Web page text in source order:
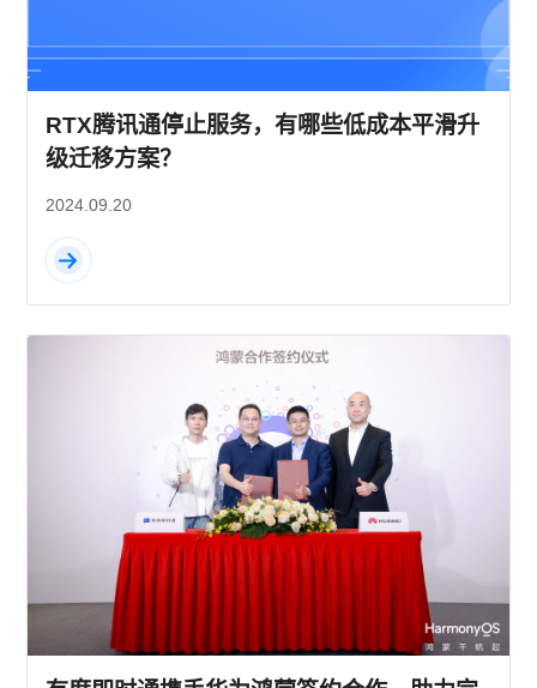
RTX腾讯通停止服务，有哪些低成本平滑升
级迁移方案？
2024.09.20